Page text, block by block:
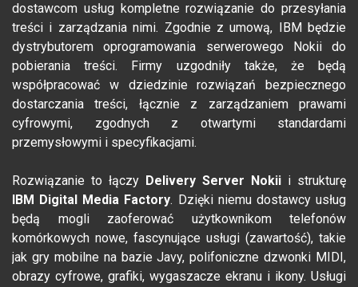
dostawcom usług kompletne rozwiązanie do przesyłania
treści i zarządzania nimi. Zgodnie z umową, IBM będzie
dystrybutorem oprogramowania serwerowego Nokii do
pobierania treści. Firmy uzgodniły także, że będą
współpracować w dziedzinie rozwiązań bezpiecznego
dostarczania treści, łącznie z zarządzaniem prawami
cyfrowymi, zgodnych z otwartymi standardami
przemysłowymi i specyfikacjami.
Rozwiązanie to łączy Delivery Server Nokii i strukturę
IBM Digital Media Factory. Dzięki niemu dostawcy usług
będą mogli zaoferować użytkownikom telefonów
komórkowych nowe, fascynujące usługi (zawartość), takie
jak gry mobilne na bazie Javy, polifoniczne dzwonki MIDI,
obrazy cyfrowe, grafiki, wygaszacze ekranu i ikony. Usługi